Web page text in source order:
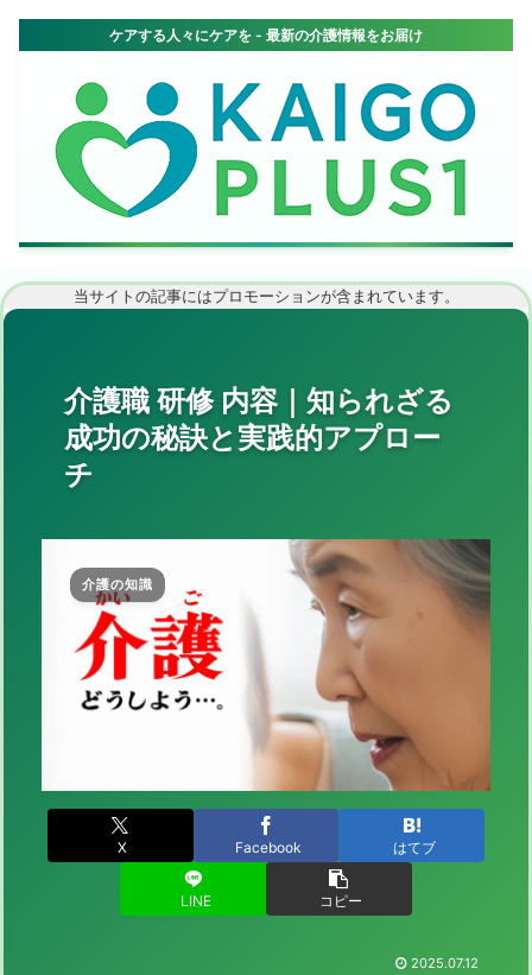
当サイトの記事にはプロモーションが含まれています。
介護職 研修 内容｜知られざる
成功の秘訣と実践的アプロー
チ
介護の知識
X Facebook はてブ
LINE コピー
2025.07.12